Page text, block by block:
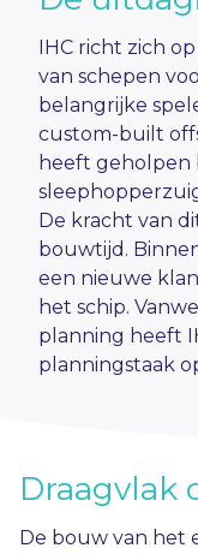
IHC richt zich
van schepen
belangrijke
custom-built
heeft geholpen
De kracht van
bouwtijd.
een nieuwe
het schip.
planning heeft
planningstaak
Draagvlak
De bouw van het